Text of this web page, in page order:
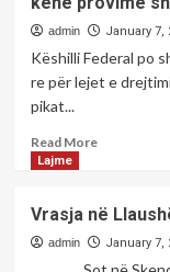
Dede
admin January 7,
Këshilli Federal po
re për lejet e
pikat...
Read MoreRead
shqyrton
njohjen
e
Lajme
Vrasja në
admin January 7,